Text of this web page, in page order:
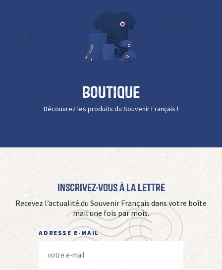
Boutique
Découvrez les produits du Souvenir Français !
Inscrivez-vous à La Lettre
Recevez l’actualité du Souvenir Français dans votre boîte
mail une fois par mois.
ADRESSE E-MAIL